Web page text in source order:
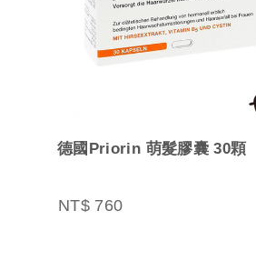
德國Priorin 萌髮膠囊 30顆
NT$ 760